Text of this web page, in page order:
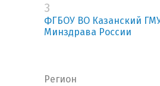
3
ФГБОУ ВО Казанский
Минздрава России
Регион